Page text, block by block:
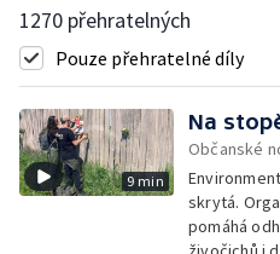
1270 přehratelných
Pouze přehratelné díly
9 min
Na
Občanské
skrytá.
pomáhá